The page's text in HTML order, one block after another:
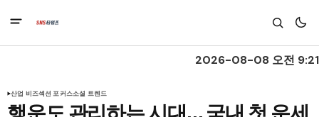
2026-08-08 오전 9:21
산업 비즈섹션 포커스소셜 트렌드